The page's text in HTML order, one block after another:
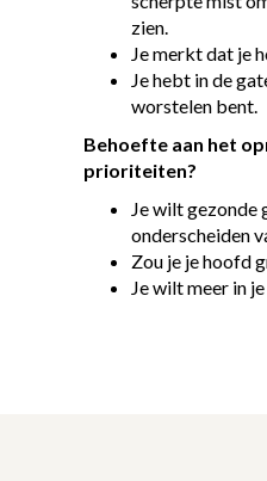
zien.
Je merkt dat je
Je hebt in de
worstelen bent.
Behoefte aan het
prioriteiten?
Je wilt gezonde
onderscheiden
Zou je je hoofd
Je wilt meer in